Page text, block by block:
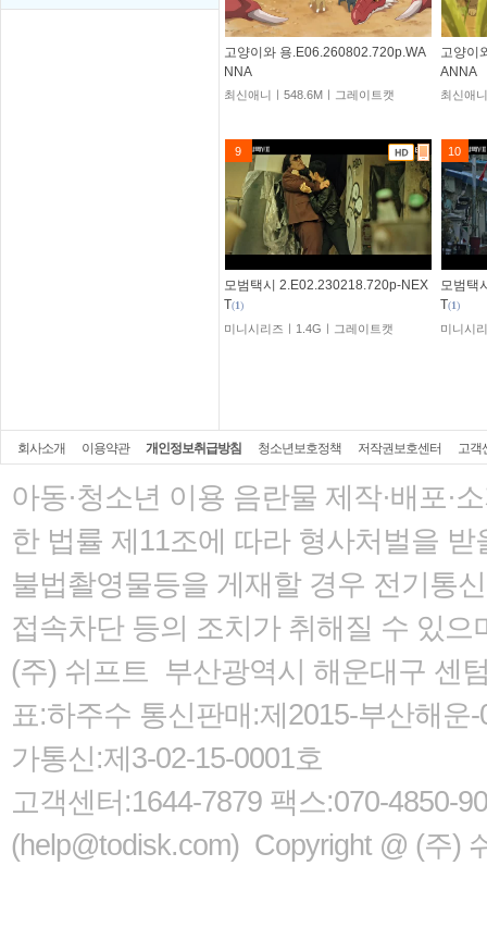
고양이와 용.E06.260802.720p.WA
NNA
최신애니ㅣ548.6Mㅣ그레이트캣
고양이
ANNA
최신애
9
모범택시 2.E02.230218.720p-NEX
T(1)
미니시리즈ㅣ1.4Gㅣ그레이트캣
10
모범택
T(1)
미니시
회사소개 이용약관 개인정보취급방침 청소년보호정책 저작권보호센터 고객
아동·청소년 이용 음란물 제작·배포·
한 법률 제11조에 따라 형사처벌을 받
불법촬영물등을 게재할 경우 전기통
접속차단 등의 조치가 취해질 수 있으
(주) 쉬프트 부산광역시 해운대구 센
표:하주수 통신판매:제2015-부산해
가통신:제3-02-15-0001호
고객센터:1644-7879 팩스:070-4850-
(help@todisk.com) Copyright @ (주)